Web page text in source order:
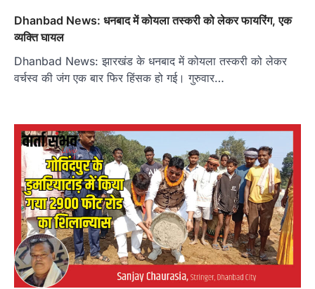
Dhanbad News: धनबाद में कोयला तस्करी को लेकर फायरिंग, एक
व्यक्ति घायल
Dhanbad News: झारखंड के धनबाद में कोयला तस्करी को लेकर
वर्चस्व की जंग एक बार फिर हिंसक हो गई। गुरुवार…